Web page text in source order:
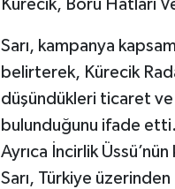
Kürecik, Boru Hatları
Sarı, kampanya
belirterek, Kürecik
düşündükleri ticaret ve
bulunduğunu ifade etti.
Ayrıca İncirlik
Sarı, Türkiye